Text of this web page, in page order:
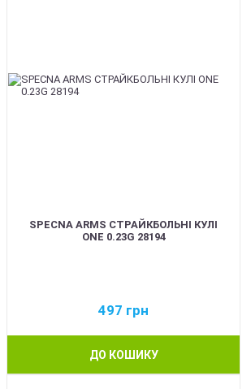
SPECNA ARMS СТРАЙКБОЛЬНІ КУЛІ
ONE 0.23G 28194
497 грн
ДО КОШИКУ